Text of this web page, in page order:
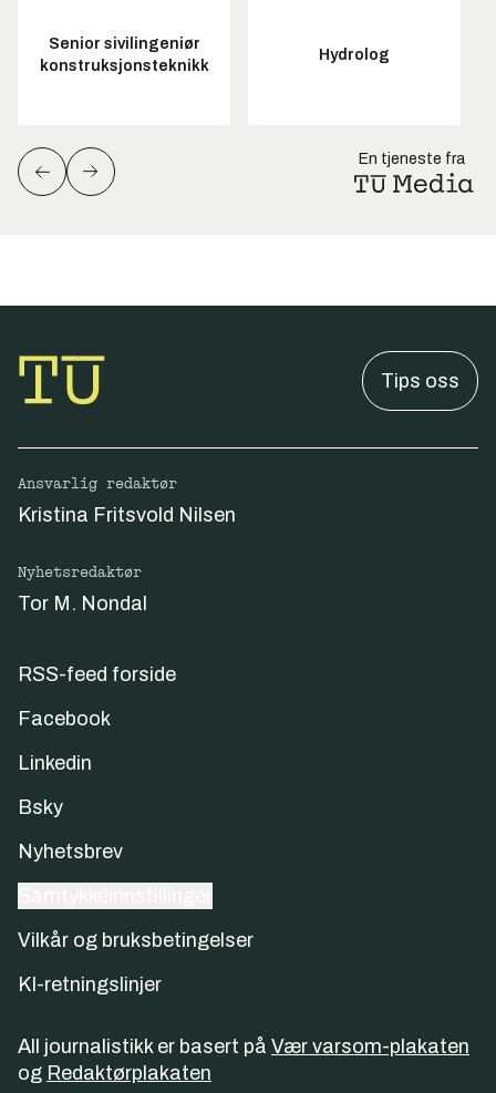
Senior sivilingeniør
konstruksjonsteknikk
Hydrolog
En tjeneste fra
Tips oss
Ansvarlig redaktør
Kristina Fritsvold Nilsen
Nyhetsredaktør
Tor M. Nondal
RSS-feed forside
Facebook
Linkedin
Bsky
Nyhetsbrev
Vilkår og bruksbetingelser
KI-retningslinjer
All journalistikk er basert på Vær varsom-plakaten
og Redaktørplakaten